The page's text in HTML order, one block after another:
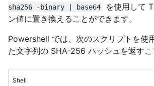
sha256 -binary | base64
を使用して
ン値に置き換えることができます。
Powershell では、次のスクリプトを使
た文字列の SHA-256 ハッシュを返すこ
Shell